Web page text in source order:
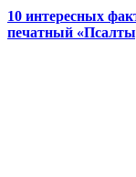
10 интересных
печатный